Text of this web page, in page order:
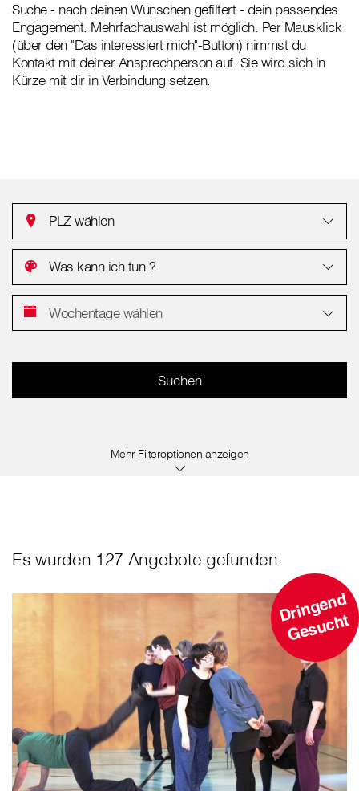
Suche - nach deinen Wünschen gefiltert - dein passendes
Engagement. Mehrfachauswahl ist möglich. Per Mausklick
(über den "Das interessiert mich"-Button) nimmst du
Kontakt mit deiner Ansprechperson auf. Sie wird sich in
Kürze mit dir in Verbindung setzen.
PLZ wählen
Was kann ich tun ?
Wochentage wählen
Filteroptionen anzeigen
Es wurden 127 Angebote gefunden.
D
ri
n
g
e
n
d
G
e
s
u
c
ht